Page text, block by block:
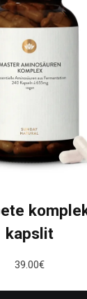
kapslit
39.00€